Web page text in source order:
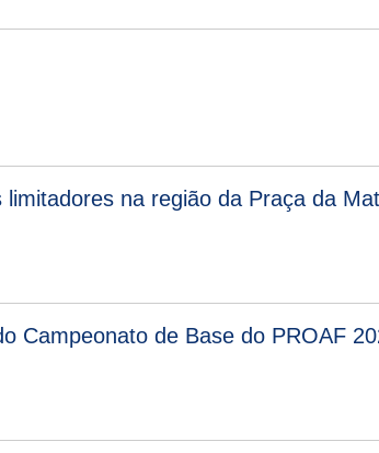
na região da Praça da
Campeonato de Base do PROAF